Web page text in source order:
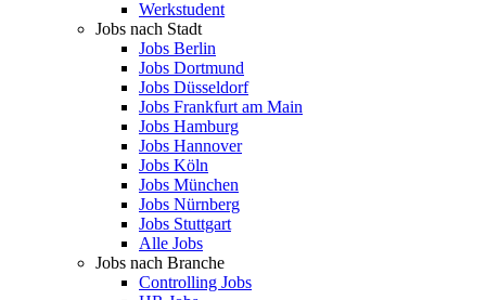
Werkstudent
Jobs nach Stadt
Jobs Berlin
Jobs Dortmund
Jobs Düsseldorf
Jobs Frankfurt am Main
Jobs Hamburg
Jobs Hannover
Jobs Köln
Jobs München
Jobs Nürnberg
Jobs Stuttgart
Alle Jobs
Jobs nach Branche
Controlling Jobs